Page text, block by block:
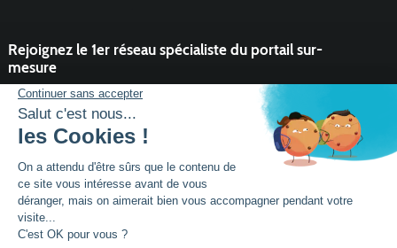
Rejoignez le 1er réseau spécialiste du portail sur-
mesure
Vous souhaitez développer l'activité portail de votre entreprise ?
Rejoindre un réseau dynamique, avec un service et des outils qui
font la différence ?
DEVENIR PARTENAIRE